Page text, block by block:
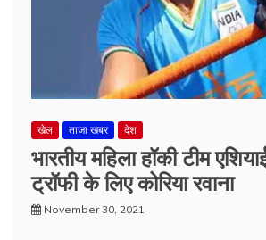
खेल ताजा खबर देश
भारतीय महिला हॉकी टीम
ट्रॉफी के लिए कोरिया रवाना
November 30, 2021